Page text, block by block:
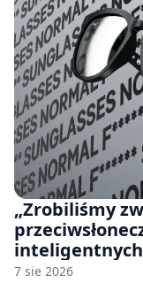
„Zrobiliśmy
7 sie 2026